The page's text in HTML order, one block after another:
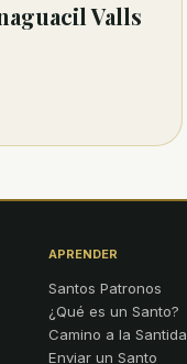
Valls
APRENDER
Santos Patronos
¿Qué es un Santo?
Camino a la
Enviar un Santo